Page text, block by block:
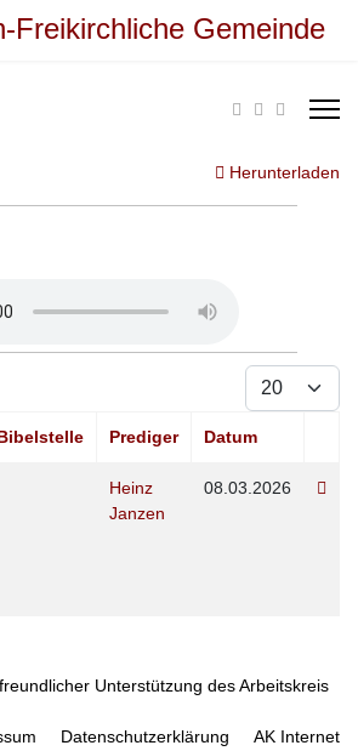
Herunterladen
Anzeige #
Prediger Datum
Heinz
Janzen
08.03.2026
Unterstützung des Arbeitskreis
Datenschutzerklärung
AK Internet